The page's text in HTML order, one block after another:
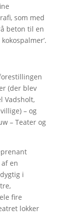
som med
beton til en
(der blev
Vadsholt,
– og
– Teater og
en
i
fire
lokker